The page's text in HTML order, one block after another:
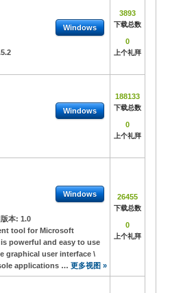
Windows
3893
下载总数
0
上个礼拜
Windows
188133
下载总数
0
上个礼拜
Windows
本: 1.0
tool for Microsoft
powerful and easy to use
graphical user interface \
applications … 更多视图 »
26455
下载总数
0
上个礼拜